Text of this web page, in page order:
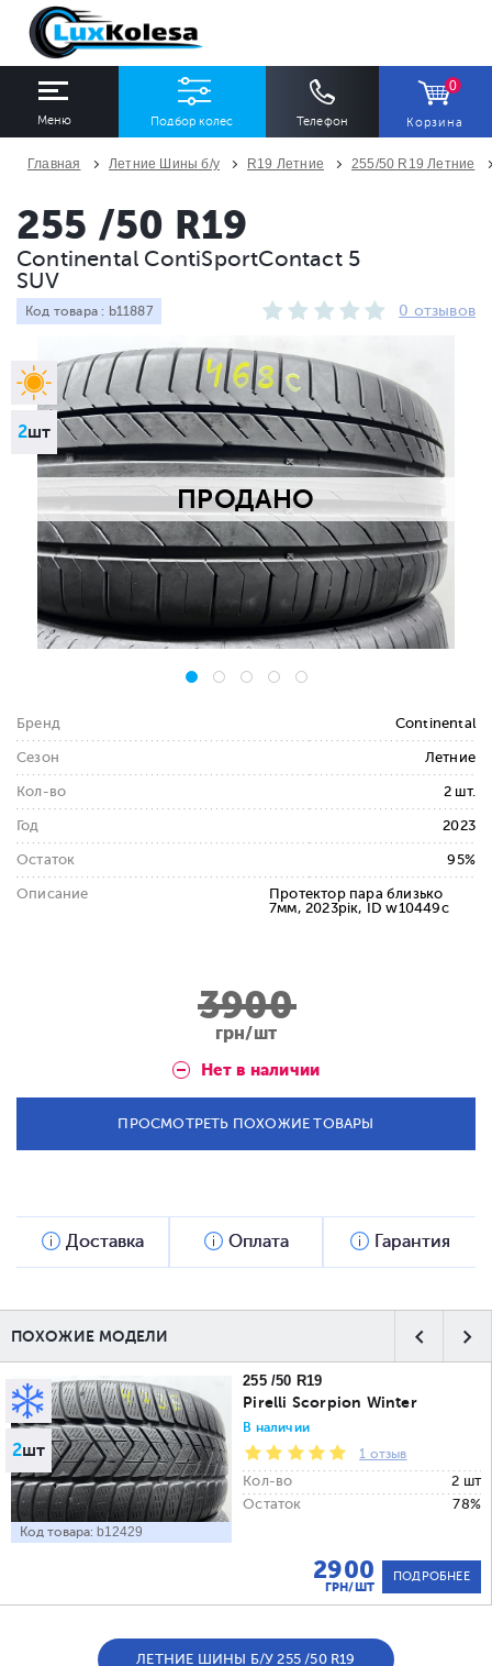
Меню Подбор колес Телефон
0
Корзина
Ширина
Все
Профиль Диаметр
Все
Сезон
Все
Количество
Все
ПОДОБРАТЬ
Главная Летние Шины б/у R19 Летние 255/50 R19 Летние
ПРОДАНО
2шт
255 /50 R19
Continental ContiSportContact 5
SUV
Код товара : b11887 0 отзывов
Бренд Continental
Сезон Летние
Кол-во 2 шт.
Год 2023
Остаток 95%
Описание
Протектор пара близько
7мм, 2023рік, ID w10449c
3900
грн/шт
Нет в наличии
ПРОСМОТРЕТЬ ПОХОЖИЕ ТОВАРЫ
Доставка Оплата Гарантия
ПОХОЖИЕ МОДЕЛИ
2шт
Код товара: b12429
255 /50 R19
Pirelli Scorpion Winter
В наличии
1 отзыв
Кол-во
2 шт
Остаток
78%
2900
ГРН/ШТ
ПОДРОБНЕЕ
ЛЕТНИЕ ШИНЫ Б/У 255 /50 R19